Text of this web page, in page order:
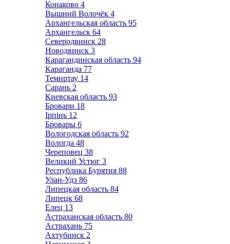
Конаково 4
Вышний Волочёк 4
Архангельская область 95
Архангельск 64
Северодвинск 28
Новодвинск 3
Карагандинская область 94
Караганда 77
Темиртау 14
Сарань 2
Киевская область 93
Бровари 18
Ірпінь 12
Бровары 6
Вологодская область 92
Вологда 48
Череповец 38
Великий Устюг 3
Республика Бурятия 88
Улан-Удэ 86
Липецкая область 84
Липецк 68
Елец 13
Астраханская область 80
Астрахань 75
Ахтубинск 2